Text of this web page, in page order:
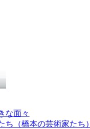
な面々
ち（橋本の芸術家たち）